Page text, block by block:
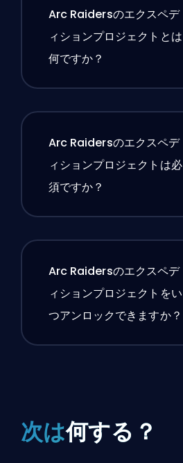
Arc Raidersのエクスペデ
ィションプロジェクトとは
何ですか？
Arc Raidersのエクスペデ
ィションプロジェクトは必
須ですか？
Arc Raidersのエクスペデ
ィションプロジェクトをい
つアンロックできますか？
次は何する？